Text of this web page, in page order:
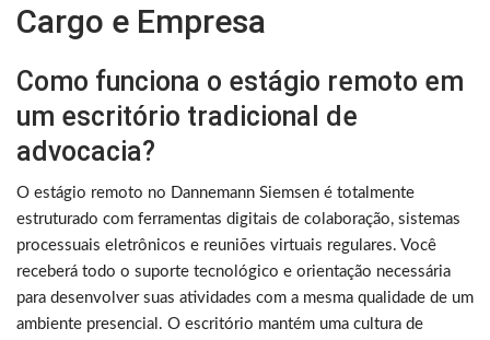
Cargo e Empresa
Como funciona o estágio remoto em
um escritório tradicional de
advocacia?
O estágio remoto no Dannemann Siemsen é totalmente
estruturado com ferramentas digitais de colaboração, sistemas
processuais eletrônicos e reuniões virtuais regulares. Você
receberá todo o suporte tecnológico e orientação necessária
para desenvolver suas atividades com a mesma qualidade de um
ambiente presencial. O escritório mantém uma cultura de